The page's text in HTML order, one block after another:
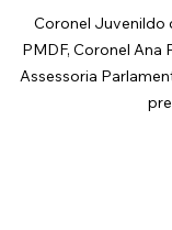
Coronel Juvenildo
PMDF, Coronel Ana
Assessoria